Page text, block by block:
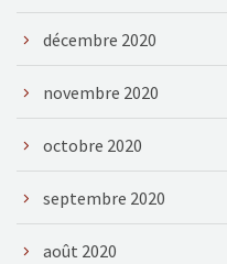
décembre 2020
novembre 2020
octobre 2020
septembre 2020
août 2020